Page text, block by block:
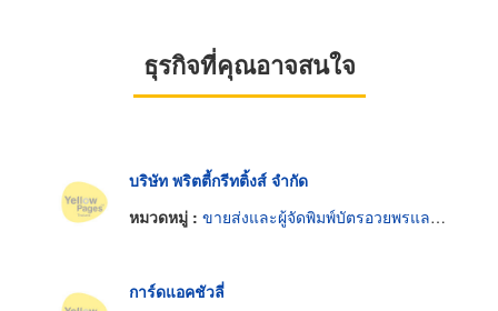
ธุรกิจที่คุณอาจสนใจ
บริษัท พริตตี้กรีทติ้งส์ จำกัด
หมวดหมู่ : ขายส่งและผู้จัดพิมพ์บัตรอวยพรและโปสการ์ด
การ์ดแอคชัวลี่